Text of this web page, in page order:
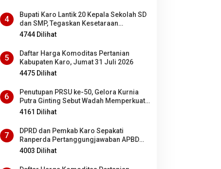
4
Bupati Karo Lantik 20 Kepala Sekolah SD
dan SMP, Tegaskan Kesetaraan
Kesempatan Bagi ASN PNS dan PPPK
4744 Dilihat
5
Daftar Harga Komoditas Pertanian
Kabupaten Karo, Jumat 31 Juli 2026
4475 Dilihat
6
Penutupan PRSU ke-50, Gelora Kurnia
Putra Ginting Sebut Wadah Memperkuat
Kolaborasi antardaerah di Sumut
4161 Dilihat
7
DPRD dan Pemkab Karo Sepakati
Ranperda Pertanggungjawaban APBD
2025 Jadi Perda
4003 Dilihat